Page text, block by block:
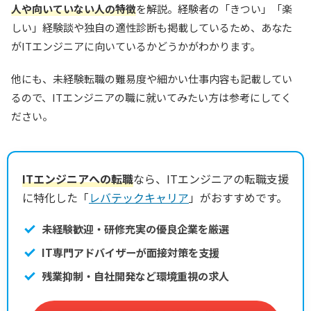
人や向いていない人の特徴を解説。経験者の「きつい」「楽
しい」経験談や独自の適性診断も掲載しているため、あなた
がITエンジニアに向いているかどうかがわかります。
他にも、未経験転職の難易度や細かい仕事内容も記載してい
るので、ITエンジニアの職に就いてみたい方は参考にしてく
ださい。
ITエンジニアへの転職なら、ITエンジニアの転職支援
に特化した「レバテックキャリア 」がおすすめです。
未経験歓迎・研修充実の優良企業を厳選
IT専門アドバイザーが面接対策を支援
残業抑制・自社開発など環境重視の求人